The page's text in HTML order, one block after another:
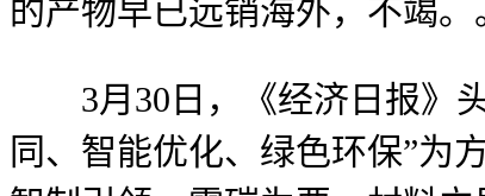
的产物早已远销海外，不竭。
3月30日，《经济日报》头
同、智能优化、绿色环保”为